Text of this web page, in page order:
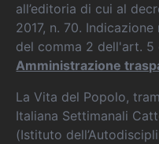
all’editoria di cui al
2017, n. 70.
del comma 2 dell'art.
Amministrazione
La Vita del Popolo,
Italiana Settimanali
(Istituto